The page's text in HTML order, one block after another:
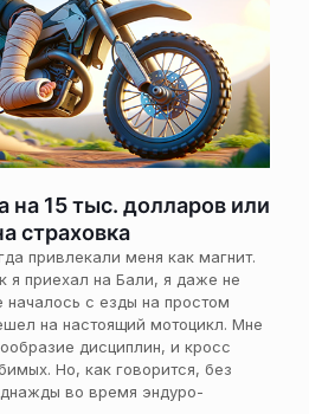
на 15 тыс. долларов или
страховка
привлекали меня как магнит.
я приехал на Бали, я даже не
началось с езды на простом
на настоящий мотоцикл. Мне
дисциплин, и кросс
Но, как говорится, без
во время эндуро-